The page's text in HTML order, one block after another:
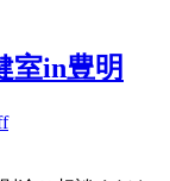
室in豊明